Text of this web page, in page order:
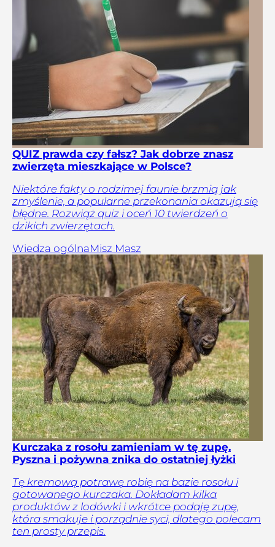
QUIZ prawda czy fałsz? Jak dobrze znasz
zwierzęta mieszkające w Polsce?
Niektóre fakty o rodzimej faunie brzmią jak
zmyślenie, a popularne przekonania okazują się
błędne. Rozwiąż quiz i oceń 10 twierdzeń o
dzikich zwierzętach.
Wiedza ogólnaMisz Masz
Kurczaka z rosołu zamieniam w tę zupę.
Pyszna i pożywna znika do ostatniej łyżki
Tę kremową potrawę robię na bazie rosołu i
gotowanego kurczaka. Dokładam kilka
produktów z lodówki i wkrótce podaję zupę,
która smakuje i porządnie syci, dlatego polecam
ten prosty przepis.